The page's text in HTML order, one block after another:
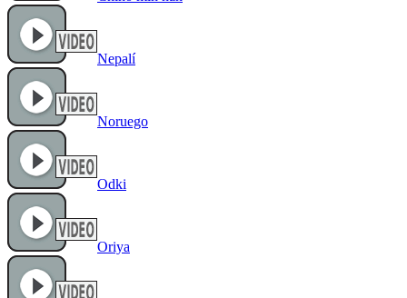
Nepalí
Noruego
Odki
Oriya